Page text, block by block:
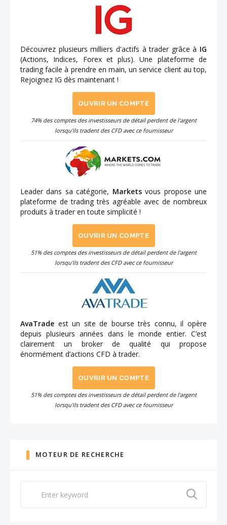
Découvrez plusieurs milliers d'actifs à trader grâce à IG
(Actions, Indices, Forex et plus). Une plateforme de
trading facile à prendre en main, un service client au top,
Rejoignez IG dès maintenant !
OUVRIR UN COMPTE
74% des comptes des investisseurs de détail perdent de l'argent
lorsqu'ils tradent des CFD avec ce fournisseur
Leader dans sa catégorie, Marketsvous propose une
plateforme de trading très agréable avec de nombreux
produits à trader en toute simplicité !
OUVRIR UN COMPTE
51% des comptes des investisseurs de détail perdent de l'argent
lorsqu'ils tradent des CFD avec ce fournisseur
AvaTrade est un site de bourse très connu, il opère
depuis plusieurs années dans le monde entier. C’est
clairement un broker de qualité qui propose
énormément d’actions CFD à trader.
OUVRIR UN COMPTE
51% des comptes des investisseurs de détail perdent de l'argent
lorsqu'ils tradent des CFD avec ce fournisseur
MOTEUR DE RECHERCHE